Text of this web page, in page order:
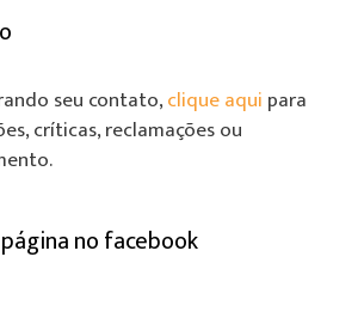
seu contato,clique aqui para
críticas, reclamações ou
no facebook